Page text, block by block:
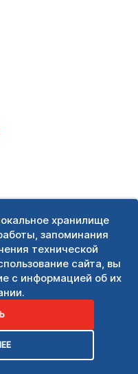
хранилище
запоминания
технической
сайта, вы
с информацией об их